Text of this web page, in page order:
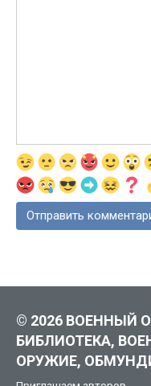
© 2026 ВОЕННЫЙ
БИБЛИОТЕКА,
ОРУЖИЕ,